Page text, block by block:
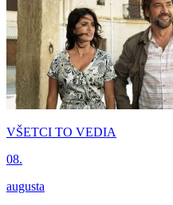
VŠETCI TO VEDIA
08.
augusta